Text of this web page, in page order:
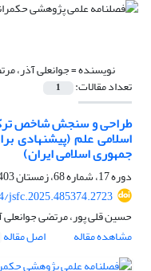
نویسنده =جوانعلی آذر،
تعداد مقالات: 1
طراحی و سنجش شاخص
اسلامی علم (پیشنهادی
جمهوری اسلامی ایران)
دوره 17، شماره 68، زمستان 1403، صفحه
jsfc.2025.485374.2723
حسین قلی پور، مرتضی جوانعلی
مشاهده مقاله
اصل مقاله